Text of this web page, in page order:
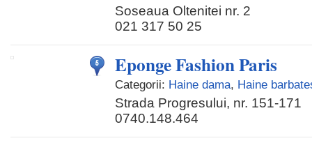
Soseaua Oltenitei nr. 2
021 317 50 25
Eponge Fashion Paris
Categorii: Haine dama, Haine
Strada Progresului, nr. 151-171
0740.148.464